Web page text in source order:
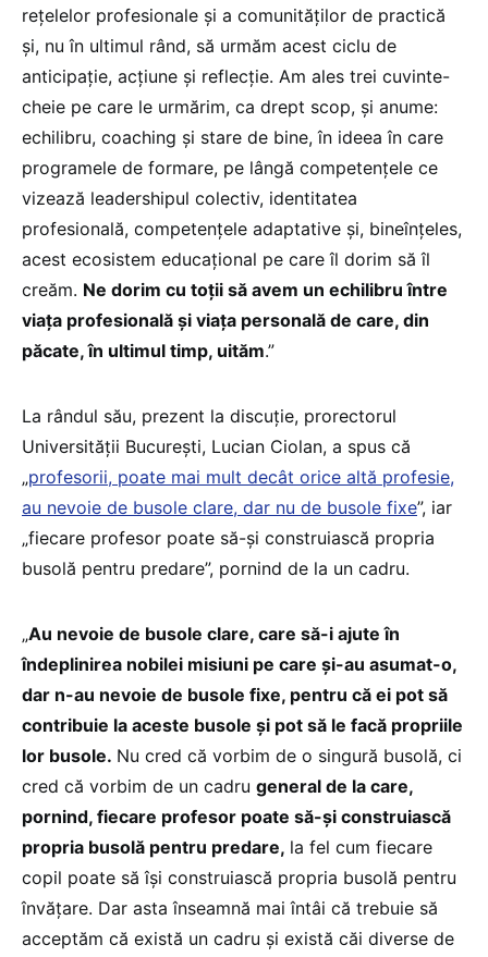
rețelelor profesionale și a comunităților de practică
și, nu în ultimul rând, să urmăm acest ciclu de
anticipație, acțiune și reflecție. Am ales trei cuvinte-
cheie pe care le urmărim, ca drept scop, și anume:
echilibru, coaching și stare de bine, în ideea în care
programele de formare, pe lângă competențele ce
vizează leadershipul colectiv, identitatea
profesională, competențele adaptative și, bineînțeles,
acest ecosistem educațional pe care îl dorim să îl
creăm. Ne dorim cu toții să avem un echilibru între
viața profesională și viața personală de care, din
păcate, în ultimul timp, uităm.”
La rândul său, prezent la discuție, prorectorul
Universității București, Lucian Ciolan, a spus că
„profesorii, poate mai mult decât orice altă profesie,
au nevoie de busole clare, dar nu de busole fixe”, iar
„fiecare profesor poate să-și construiască propria
busolă pentru predare”, pornind de la un cadru.
„Au nevoie de busole clare, care să-i ajute în
îndeplinirea nobilei misiuni pe care și-au asumat-o,
dar n-au nevoie de busole fixe, pentru că ei pot să
contribuie la aceste busole și pot să le facă propriile
lor busole. Nu cred că vorbim de o singură busolă, ci
cred că vorbim de un cadru general de la care,
pornind, fiecare profesor poate să-și construiască
propria busolă pentru predare, la fel cum fiecare
copil poate să își construiască propria busolă pentru
învățare. Dar asta înseamnă mai întâi că trebuie să
acceptăm că există un cadru și există căi diverse de